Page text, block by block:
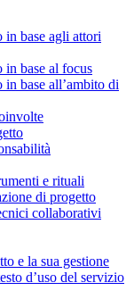
base agli attori
base al focus
base all’ambito di
e rituali
di progetto
collaborativi
e la sua gestione
d’uso del servizio